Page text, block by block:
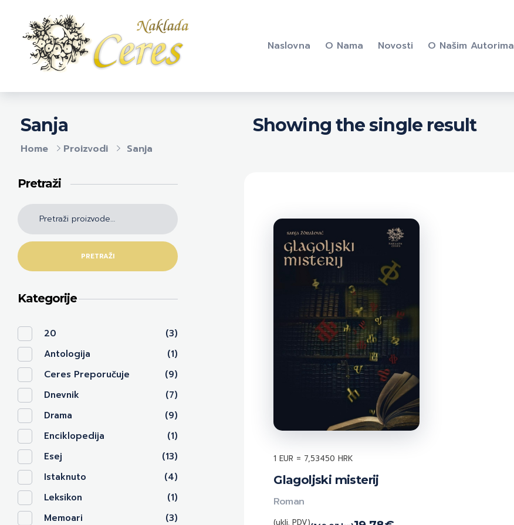
Naslovna O Nama Novosti O Našim Autorima
Home Proizvodi Sanja
Sanja Showing the single result
Glagoljski misterij
(uklj. PDV)
Roman
1 EUR = 7,53450 HRK
Pretraži
PRETRAŽI
Kategorije
20
(3)
Antologija
(1)
Ceres Preporučuje
(9)
Dnevnik
(7)
Drama
(9)
Enciklopedija
(1)
Esej
(13)
Istaknuto
(4)
Leksikon
(1)
Memoari
(3)